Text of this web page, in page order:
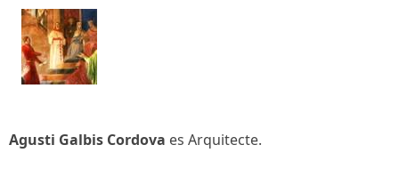
Agusti Galbis Cordova es Arquitecte.